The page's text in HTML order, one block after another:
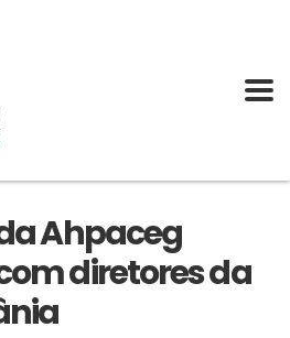
Ahpaceg
diretores da